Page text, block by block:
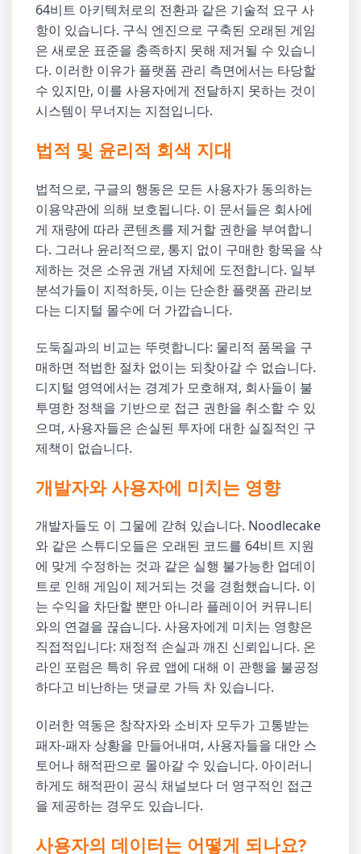
64비트 아키텍처로의 전환과 같은 기술적 요구 사
항이 있습니다. 구식 엔진으로 구축된 오래된 게임
은 새로운 표준을 충족하지 못해 제거될 수 있습니
다. 이러한 이유가 플랫폼 관리 측면에서는 타당할
수 있지만, 이를 사용자에게 전달하지 못하는 것이
시스템이 무너지는 지점입니다.
법적 및 윤리적 회색 지대
법적으로, 구글의 행동은 모든 사용자가 동의하는
이용약관에 의해 보호됩니다. 이 문서들은 회사에
게 재량에 따라 콘텐츠를 제거할 권한을 부여합니
다. 그러나 윤리적으로, 통지 없이 구매한 항목을 삭
제하는 것은 소유권 개념 자체에 도전합니다. 일부
분석가들이 지적하듯, 이는 단순한 플랫폼 관리보
다는 디지털 몰수에 더 가깝습니다.
도둑질과의 비교는 뚜렷합니다: 물리적 품목을 구
매하면 적법한 절차 없이는 되찾아갈 수 없습니다.
디지털 영역에서는 경계가 모호해져, 회사들이 불
투명한 정책을 기반으로 접근 권한을 취소할 수 있
으며, 사용자들은 손실된 투자에 대한 실질적인 구
제책이 없습니다.
개발자와 사용자에 미치는 영향
개발자들도 이 그물에 갇혀 있습니다. Noodlecake
와 같은 스튜디오들은 오래된 코드를 64비트 지원
에 맞게 수정하는 것과 같은 실행 불가능한 업데이
트로 인해 게임이 제거되는 것을 경험했습니다. 이
는 수익을 차단할 뿐만 아니라 플레이어 커뮤니티
와의 연결을 끊습니다. 사용자에게 미치는 영향은
직접적입니다: 재정적 손실과 깨진 신뢰입니다. 온
라인 포럼은 특히 유료 앱에 대해 이 관행을 불공정
하다고 비난하는 댓글로 가득 차 있습니다.
이러한 역동은 창작자와 소비자 모두가 고통받는
패자-패자 상황을 만들어내며, 사용자들을 대안 스
토어나 해적판으로 몰아갈 수 있습니다. 아이러니
하게도 해적판이 공식 채널보다 더 영구적인 접근
을 제공하는 경우도 있습니다.
사용자의 데이터는 어떻게 되나요?